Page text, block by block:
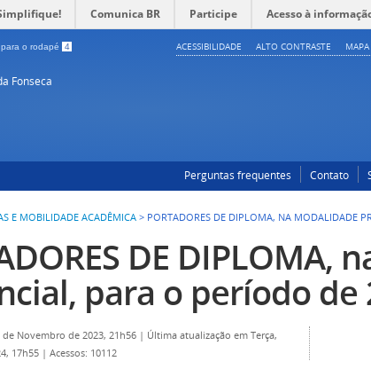
Comunica BR Participe Acesso à
para o rodapé 4 ACESSIBILIDADE ALTO CONTRASTE
Fonseca
Perguntas frequentes Contato
E MOBILIDADE ACADÊMICA > PORTADORES DE DIPLOMA, NA MODALIDADE
DE DIPLOMA,
para o período de
de Novembro de 2023, 21h56 | Última atualização em Terça,
17h55 | Acessos: 10112